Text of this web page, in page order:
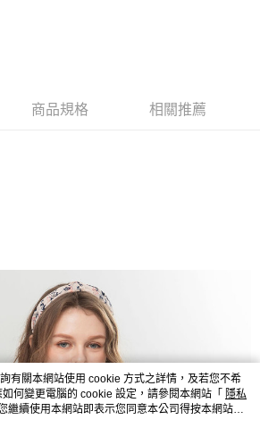
含以上)免運費
商品規格 相關推薦
有關本網站使用 cookie 方式之詳情，及若您不希
何變更電腦的 cookie 設定，請參閱本網站「 隱私
繼續使用本網站即表示您同意本公司得按本網站使
。